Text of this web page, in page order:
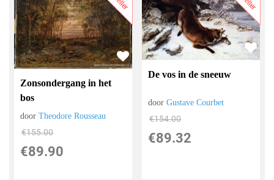
Zonsondergang in het
bos
doorTheodore Rousseau
€155.00
€89.90
De vos in de sneeuw
doorGustave Courbet
€154.00
€89.32